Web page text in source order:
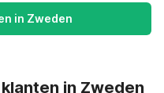
in Zweden
in Zweden